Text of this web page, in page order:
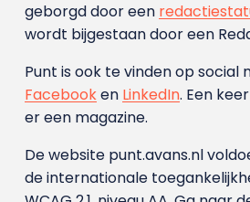
geborgd door een
wordt bijgestaan door een
Punt is ook te vinden op social
Facebooken LinkedIn. Een
er een magazine.
De website punt.avans.nl
de internationale